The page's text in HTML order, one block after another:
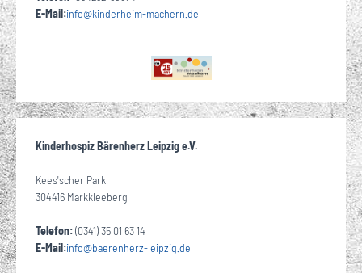
E-Mail:info@kinderheim-machern·de
Kinderhospiz Bärenherz Leipzig e.V.
Kees'scher Park
304416 Markkleeberg
Telefon:(0341) 35 01 63 14
E-Mail:info@baerenherz-leipzig·de